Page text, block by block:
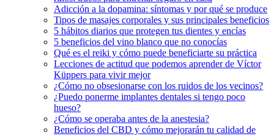
Adicción a la dopamina: síntomas y por qué se produce
Tipos de masajes corporales y sus principales beneficios
5 hábitos diarios que protegen tus dientes y encías
5 beneficios del vino blanco que no conocías
Qué es el reiki y cómo puede beneficiarte su práctica
Lecciones de actitud que podemos aprender de Víctor
Küppers para vivir mejor
¿Cómo no obsesionarse con los ruidos de los vecinos?
¿Puedo ponerme implantes dentales si tengo poco
hueso?
¿Cómo se operaba antes de la anestesia?
Beneficios del CBD y cómo mejorarán tu calidad de